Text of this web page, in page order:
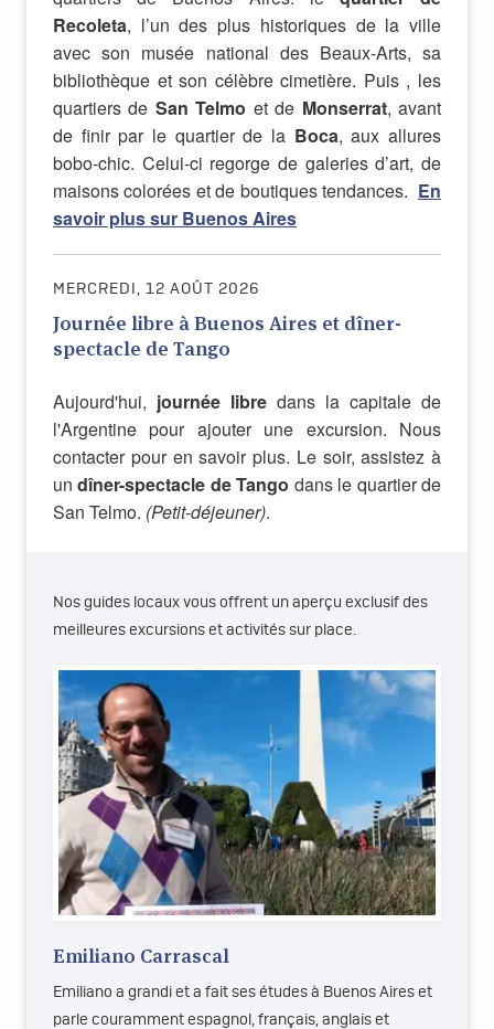
Recoleta, l’un des plus historiques de la ville
avec son musée national des Beaux-Arts, sa
bibliothèque et son célèbre cimetière. Puis , les
quartiers de San Telmo et de Monserrat, avant
de finir par le quartier de la Boca, aux allures
bobo-chic. Celui-ci regorge de galeries d’art, de
maisons colorées et de boutiques tendances. En
savoir plus sur Buenos Aires
MERCREDI, 12 AOÛT 2026
Journée libre à Buenos Aires et dîner-
spectacle de Tango
Aujourd'hui, journée libre dans la capitale de
l'Argentine pour ajouter une excursion. Nous
contacter pour en savoir plus. Le soir, assistez à
undîner-spectacle de Tango dans le quartier de
San Telmo. (Petit-déjeuner).
Nos guides locaux vous offrent un aperçu exclusif des
meilleures excursions et activités sur place.
Emiliano Carrascal
Emiliano a grandi et a fait ses études à Buenos Aires et
parle couramment espagnol, français, anglais et